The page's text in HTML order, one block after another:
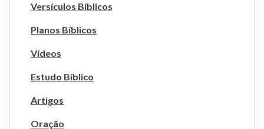
Versículos Bíblicos
Planos Bíblicos
Vídeos
Estudo Bíblico
Artigos
Oração